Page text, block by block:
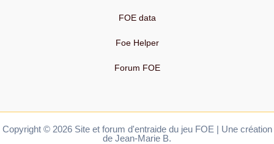
FOE data
Foe Helper
Forum FOE
Copyright © 2026 Site et forum d'entraide du jeu FOE | Une création
de Jean-Marie B.